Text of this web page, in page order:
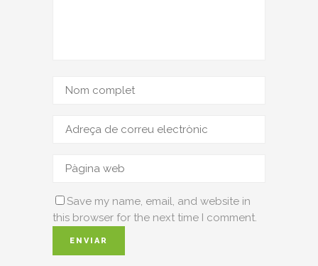
Save my name, email, and website in
this browser for the next time I comment.